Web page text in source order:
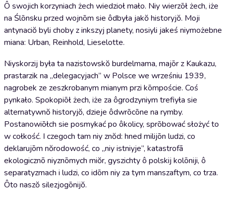
Ô swojich korzyniach żech wiedzioł mało. Niy wierzōł żech, iże
na Ślōnsku przed wojnōm sie ôdbyła jakŏ historyjŏ. Moji
antynaciŏ byli choby z inkszyj planety, nosiyli jakeś niymożebne
miana: Urban, Reinhold, Lieselotte.
Niyskorzij była ta nazistowskŏ burdelmama, majōr z Kaukazu,
prastarzik na „delegacyjach” w Polsce we wrześniu 1939,
nagrobek ze zeszkrobanym mianym przi kōmpoście. Coś
pynkało. Spokopiōł żech, iże za ôgrodzyniym trefiyła sie
alternatywnŏ historyjŏ, dzieje ôdwrōcōne na rymby.
Postanowiōłch sie posmykać po ôkolicy, sprōbować słożyć to
w cołkość. I czegoch tam niy znŏd: hned milijōn ludzi, co
deklarujōm nŏrodowość, co „niy istniyje”, katastrofã
ekologicznõ niyznōmych miŏr, gyszichty ô polskij kolōniji, ô
separatyzmach i ludzi, co idōm niy za tym manszaftym, co trza.
Ôto naszŏ silezjogōnijŏ.